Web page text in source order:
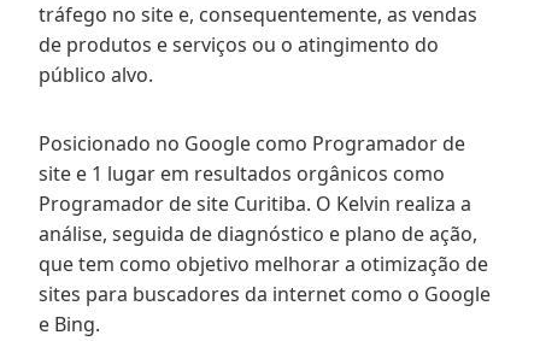
tráfego no site e, consequentemente, as vendas
de produtos e serviços ou o atingimento do
público alvo.
Posicionado no Google como Programador de
site e 1 lugar em resultados orgânicos como
Programador de site Curitiba. O Kelvin realiza a
análise, seguida de diagnóstico e plano de ação,
que tem como objetivo melhorar a otimização de
sites para buscadores da internet como o Google
e Bing.